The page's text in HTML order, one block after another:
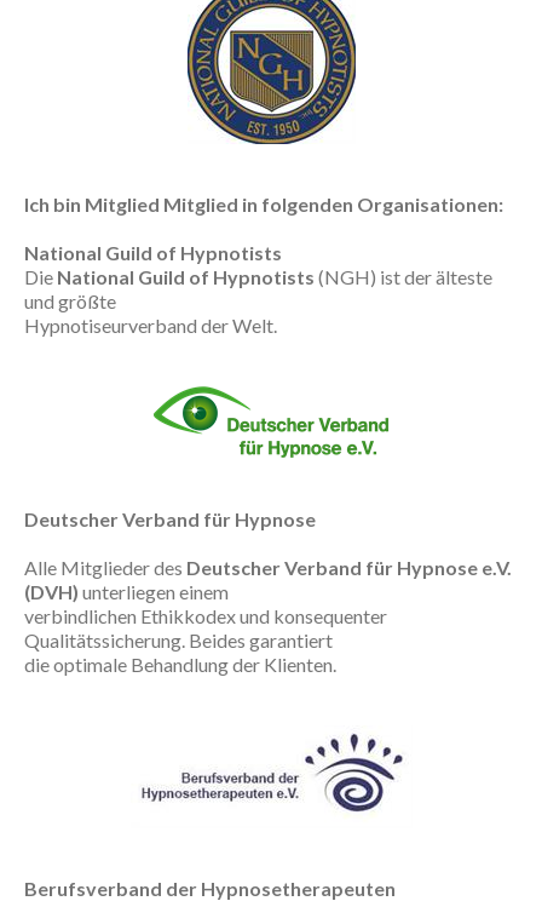
Ich bin Mitglied Mitglied in folgenden Organisationen:
National Guild of Hypnotists
Die National Guild of Hypnotists (NGH) ist der älteste
und größte
Hypnotiseurverband der Welt.
Deutscher Verband für Hypnose
Alle Mitglieder des Deutscher Verband für Hypnose e.V.
(DVH) unterliegen einem
verbindlichen Ethikkodex und konsequenter
Qualitätssicherung. Beides garantiert
die optimale Behandlung der Klienten.
Berufsverband der Hypnosetherapeuten